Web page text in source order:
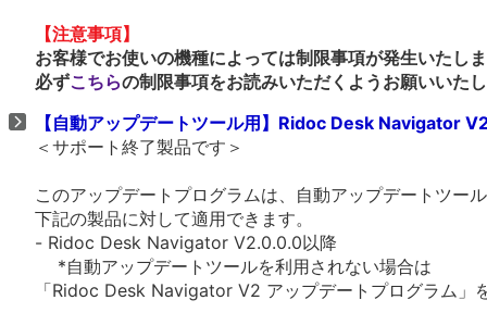
【注意事項】
お客様でお使いの機種によっては制限事項が発生いたし
必ずこちらの制限事項をお読みいただくようお願いいた
【自動アップデートツール用】Ridoc Desk Navigator
＜サポート終了製品です＞
このアップデートプログラムは、自動アップデートツー
下記の製品に対して適用できます。
- Ridoc Desk Navigator V2.0.0.0以降
*自動アップデートツールを利用されない場合は
「Ridoc Desk Navigator V2 アップデートプログラム」